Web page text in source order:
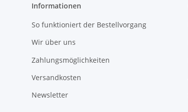
Informationen
So funktioniert der Bestellvorgang
Wir über uns
Zahlungsmöglichkeiten
Versandkosten
Newsletter